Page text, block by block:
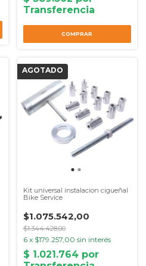
Kit universal instalacion cigueñal
Bike Service
$1.075.542,00
$1.344.428,00
6 x $179.257,00 sin interés